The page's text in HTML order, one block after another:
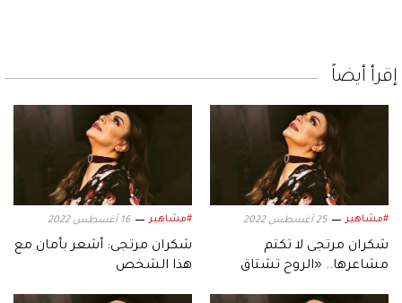
إقرأ أيضاً
#مشاهير 25 أغسطس 2022
شكران مرتجى لا تكتم
مشاعرها.. «الروح تشتاق
#مشاهير 16 أغسطس 2022
شكران مرتجى: أشعر بأمان مع
هذا الشخص